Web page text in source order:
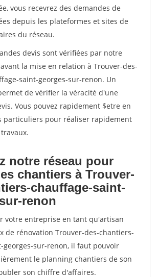
vous recevrez des demandes de
depuis les plateformes et sites de
du réseau.
devis sont vérifiées par notre
la mise en relation à Trouver-des-
saint-georges-sur-renon. Un
de vérifier la véracité d'une
Vous pouvez rapidement $etre en
particuliers pour réaliser rapidement
notre réseau pour
chantiers à Trouver-
chauffage-saint-
renon
votre entreprise en tant qu'artisan
de rénovation Trouver-des-chantiers-
georges-sur-renon, il faut pouvoir
le planning chantiers de son
son chiffre d'affaires.